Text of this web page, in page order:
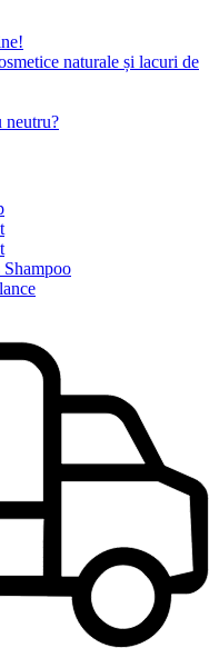
naturale și lacuri de
neutru?